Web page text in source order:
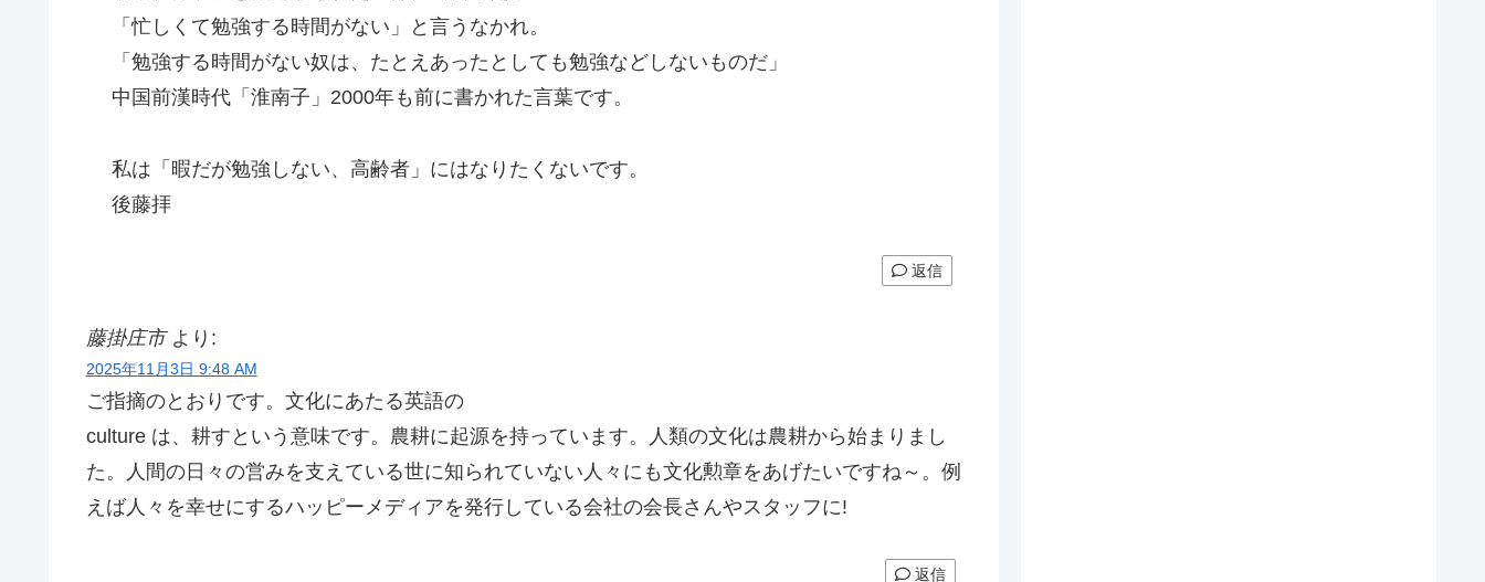
「忙しくて勉強する時間がない」と言うなかれ。
「勉強する時間がない奴は、たとえあったとしても勉強などしないものだ」
中国前漢時代「淮南子」2000年も前に書かれた言葉です。
私は「暇だが勉強しない、高齢者」にはなりたくないです。
後藤拝
返信
藤掛庄市 より:
2025年11月3日 9:48 AM
ご指摘のとおりです。文化にあたる英語の
culture は、耕すという意味です。農耕に起源を持っています。人類の文化は農耕から始まりまし
た。人間の日々の営みを支えている世に知られていない人々にも文化勲章をあげたいですね～。例
えば人々を幸せにするハッピーメディアを発行している会社の会長さんやスタッフに!
返信